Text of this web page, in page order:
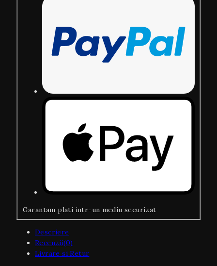
Garantam plati intr-un mediu securizat
Descriere
Recenzii(0)
Livrare si Retur